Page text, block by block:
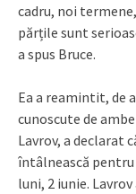
cadru, noi
părțile sunt
a spus Bruce.
Ea a reamintit, de
cunoscute de
Lavrov, a declarat
întâlnească pentru
luni, 2 iunie.